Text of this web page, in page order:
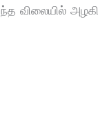
விலையில்